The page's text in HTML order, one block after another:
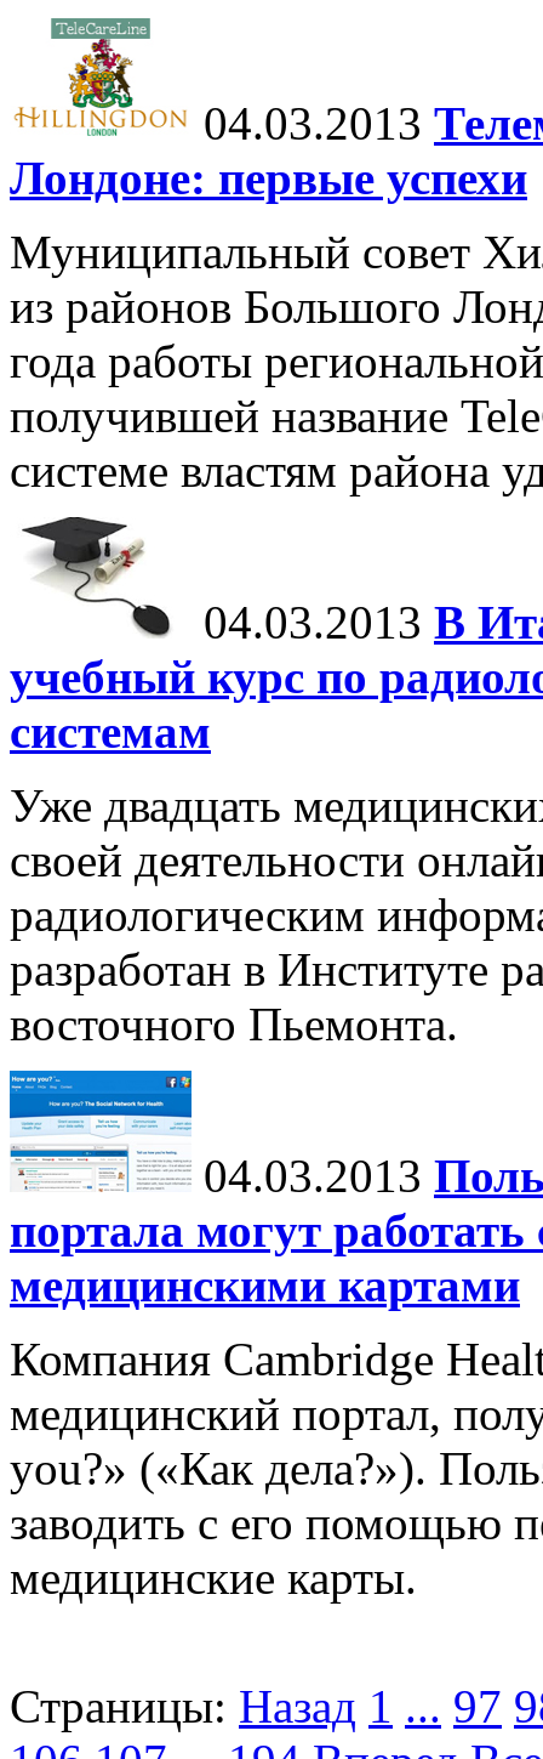
04.03.2013
Лондоне: первые успехи
Муниципальный совет
из районов Большого
года работы
получившей название
системе властям района
04.03.2013 В
учебный курс по
системам
Уже двадцать
своей деятельности
радиологическим
разработан в Институте
восточного Пьемонта.
04.03.2013
портала могут
медицинскими картами
Компания Cambridge
медицинский портал,
you?» («Как дела?»).
заводить с его помощью
медицинские карты.
Страницы: Назад 1 ... 97